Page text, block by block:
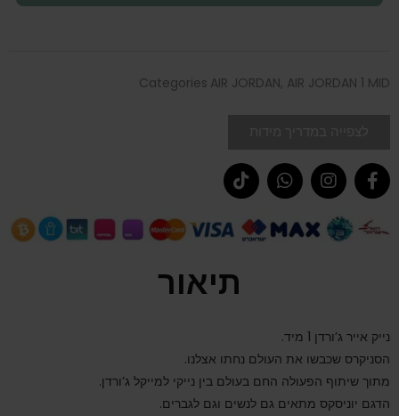
Categories AIR JORDAN, AIR JORDAN 1 MID
תיאור
נייק אייר ג’ורדן 1 מיד.
הסניקרס שכבשו את העולם נחתו אצלנו.
מתוך שיתוף הפעולה החם בעולם בין נייקי למייקל ג’ורדן.
הדגם יוניסקס מתאים גם לנשים וגם לגברים.